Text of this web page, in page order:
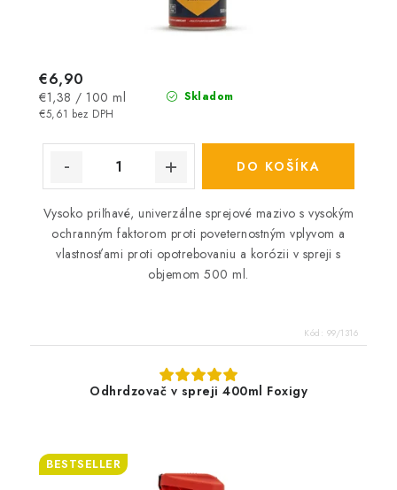
Skladom
€5,61 bez DPH
€6,90
Jednotková
cena:
€1,38 / 100 ml
DO KOŠÍKA
Vysoko priľnavé, univerzálne sprejové mazivo s vysokým
ochranným faktorom proti poveternostným vplyvom a
vlastnosťami proti opotrebovaniu a korózii v spreji s
objemom 500 ml.
Kód: 99/1316
Odhrdzovač v spreji 400ml Foxigy
BESTSELLER